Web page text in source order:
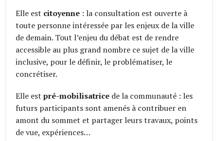
Elle est citoyenne : la consultation est ouverte à
toute personne intéressée par les enjeux de la ville
de demain. Tout l’enjeu du débat est de rendre
accessible au plus grand nombre ce sujet de la ville
inclusive, pour le définir, le problématiser, le
concrétiser.
Elle estpré-mobilisatrice de la communauté : les
futurs participants sont amenés à contribuer en
amont du sommet et partager leurs travaux, points
de vue, expériences…